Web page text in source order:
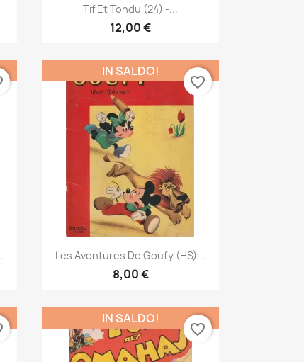
Anteprima
Tif Et Tondu (24) -...
12,00 €
Anteprima
Les Aventures De Goufy (HS)...
8,00 €
IN SALDO!
favorite_border
IN SALDO!
favorite_border